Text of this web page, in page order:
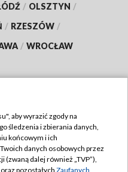
/ OLSZTYN /
/ RZESZÓW /
/ WROCŁAW
TVP
aby wyrazić zgody na
śledzenia i zbierania danych,
końcowym i ich
danych osobowych przez
(zwaną dalej również „TVP”),
oraz pozostałych Zaufanych